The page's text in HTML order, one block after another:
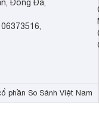
Đống Đa,
phần So Sánh Việt Nam